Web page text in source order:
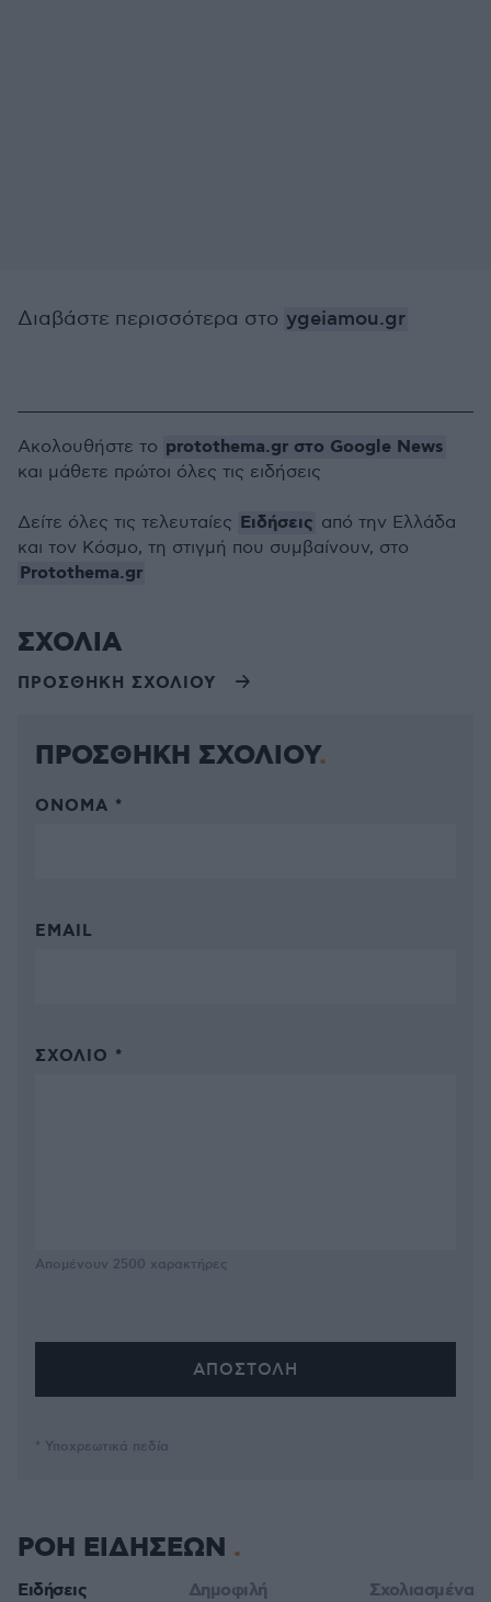
Διαβάστε περισσότερα στο ygeiamou.gr
Ακολουθήστε το protothema.gr στο Google News
και μάθετε πρώτοι όλες τις ειδήσεις
Δείτε όλες τις τελευταίες Ειδήσεις από την Ελλάδα
και τον Κόσμο, τη στιγμή που συμβαίνουν, στο
Protothema.gr
ΣΧΟΛΙΑ
ΠΡΟΣΘΗΚΗ ΣΧΟΛΙΟΥ
ΠΡΟΣΘΗΚΗ ΣΧΟΛΙΟΥ
ΌΝΟΜΑ *
EMAIL
ΣΧΌΛΙΟ *
Απομένουν 2500 χαρακτήρες
* Υποχρεωτικά πεδία
ΡΟΗ ΕΙΔΗΣΕΩΝ
Ειδήσεις Δημοφιλή Σχολιασμένα